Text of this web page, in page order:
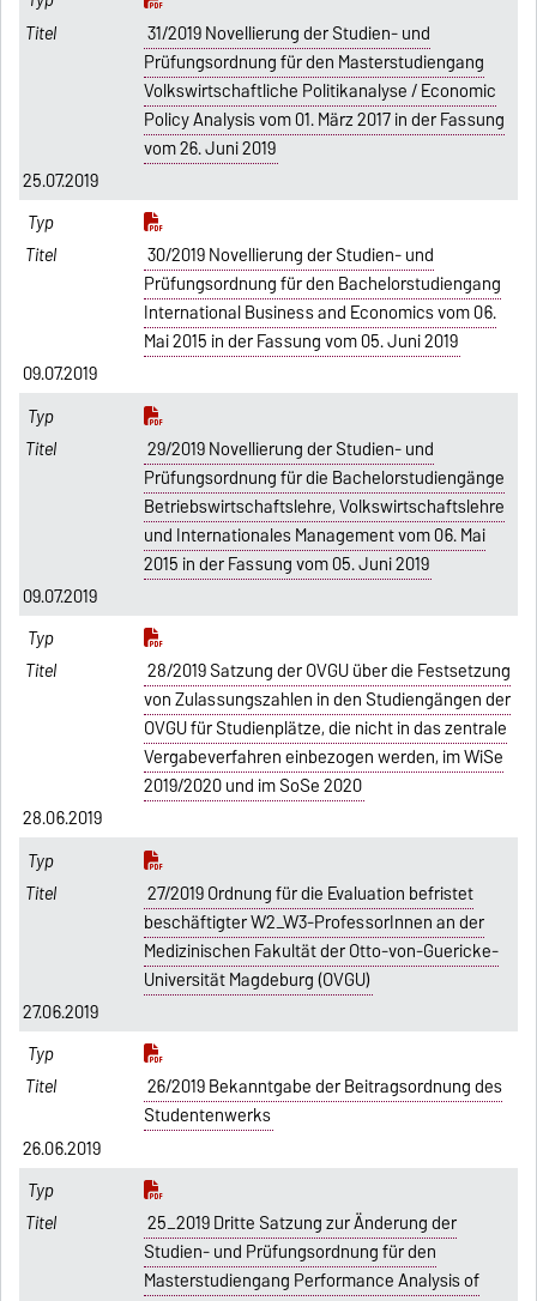
31/2019 Novellierung der Studien- und
Prüfungsordnung für den Masterstudiengang
Volkswirtschaftliche Politikanalyse / Economic
Policy Analysis vom 01. März 2017 in der Fassung
vom 26. Juni 2019
25.07.2019
30/2019 Novellierung der Studien- und
Prüfungsordnung für den Bachelorstudiengang
International Business and Economics vom 06.
Mai 2015 in der Fassung vom 05. Juni 2019
09.07.2019
29/2019 Novellierung der Studien- und
Prüfungsordnung für die Bachelorstudiengänge
Betriebswirtschaftslehre, Volkswirtschaftslehre
und Internationales Management vom 06. Mai
2015 in der Fassung vom 05. Juni 2019
09.07.2019
28/2019 Satzung der OVGU über die Festsetzung
von Zulassungszahlen in den Studiengängen der
OVGU für Studienplätze, die nicht in das zentrale
Vergabeverfahren einbezogen werden, im WiSe
2019/2020 und im SoSe 2020
28.06.2019
27/2019 Ordnung für die Evaluation befristet
beschäftigter W2_W3-ProfessorInnen an der
Medizinischen Fakultät der Otto-von-Guericke-
Universität Magdeburg (OVGU)
27.06.2019
26/2019 Bekanntgabe der Beitragsordnung des
Studentenwerks
26.06.2019
25_2019 Dritte Satzung zur Änderung der
Studien- und Prüfungsordnung für den
Masterstudiengang Performance Analysis of